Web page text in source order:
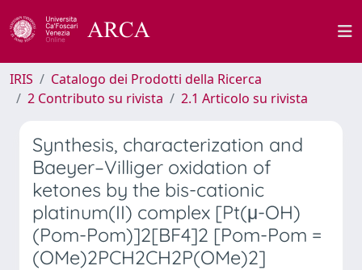
IRIS
Catalogo dei Prodotti della Ricerca
2 Contributo su rivista
2.1 Articolo su rivista
Synthesis, characterization and
Baeyer–Villiger oxidation of
ketones by the bis-cationic
platinum(II) complex [Pt(μ-OH)
(Pom-Pom)]2[BF4]2 [Pom-Pom =
(OMe)2PCH2CH2P(OMe)2]